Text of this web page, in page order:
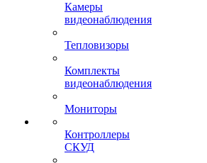
Камеры
видеонаблюдения
Тепловизоры
Комплекты
видеонаблюдения
Мониторы
Контроллеры
СКУД